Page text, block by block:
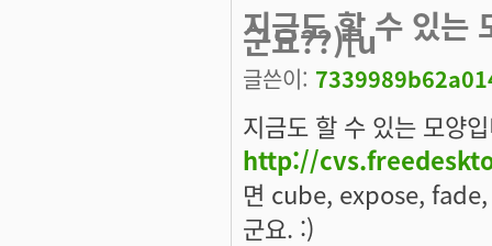
지금도 할 수 있는
군요??)[u
글쓴이:
지금도 할 수 있는 모양
http://
면 cube, expose,
군요. :)